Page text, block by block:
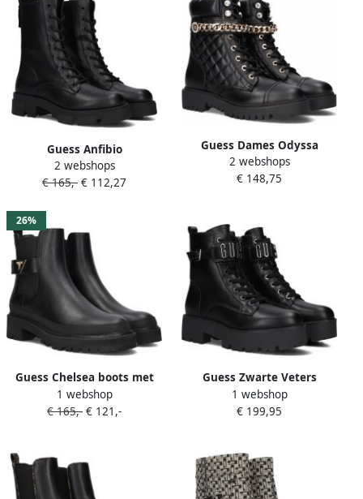
Guess Anfibio
Dameslaarzen Zwart
Fl7Ottele10 Blkbr Black
2 webshops
€ 165,- € 112,27
Guess Dames Odyssa
Enkellaarzen in Zwart Eco
Leer Black Dames
2 webshops
€ 148,75
26%
Guess Chelsea boots met
logo-applicatie model
'BENSLY'
1 webshop
€ 165,- € 121,-
Guess Zwarte Veters
Polyurethaan Laarzen Black
Dames
1 webshop
€ 199,95